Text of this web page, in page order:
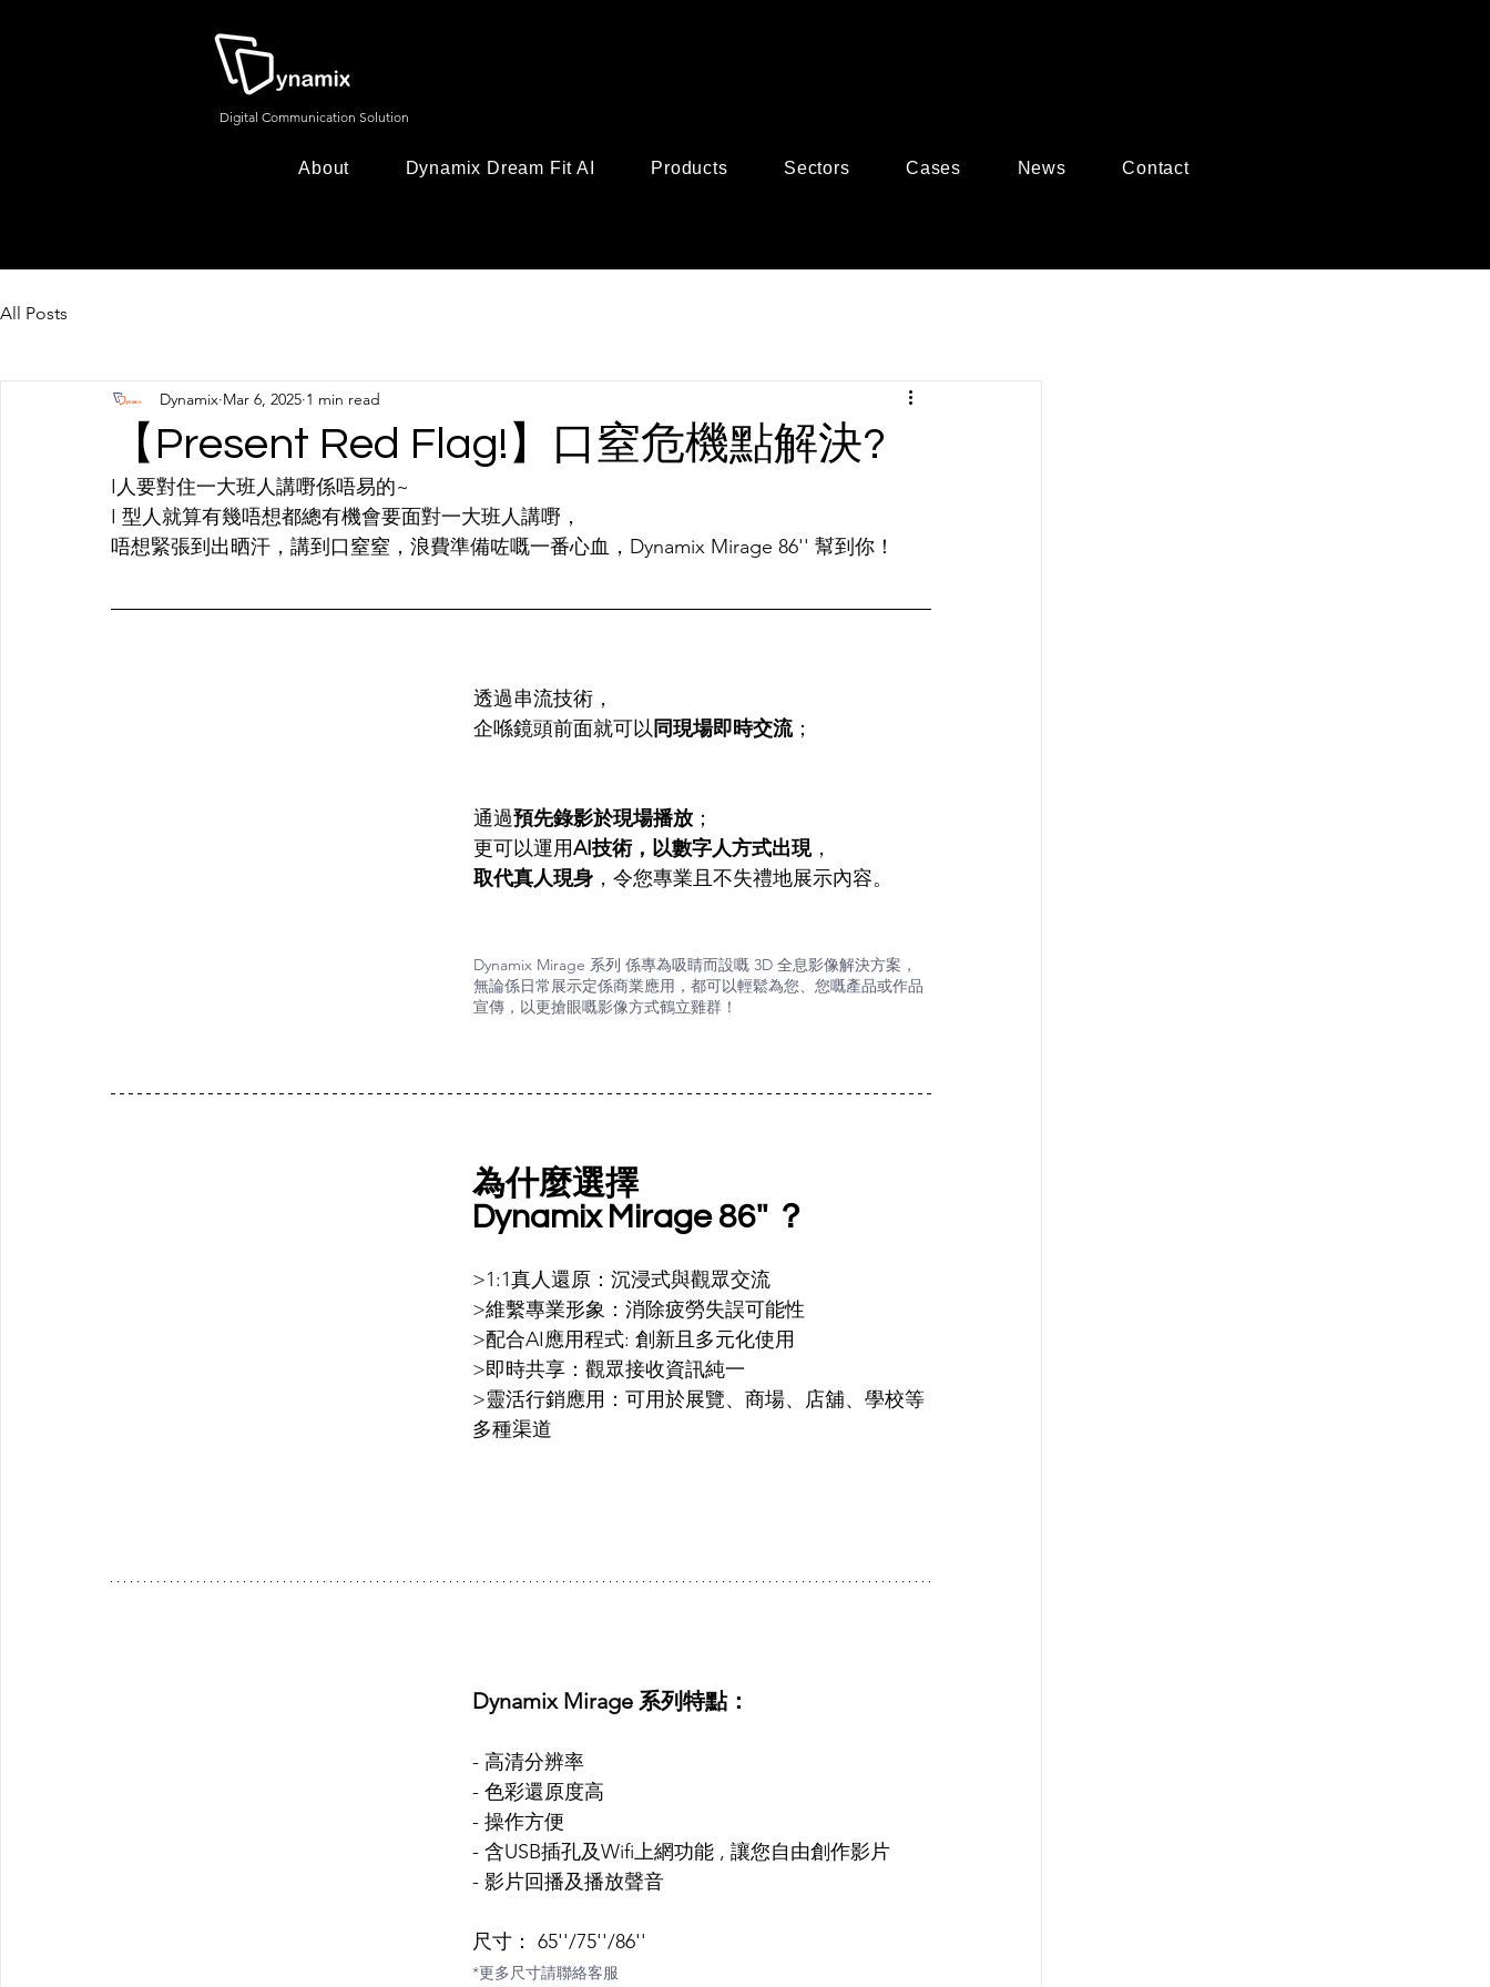
Digital Communication Solution
About Dynamix Dream Fit AI Products Sectors Cases News Contact
All Posts
【Present Red Flag!】口窒危機點解決?
Dynamix Mar 6, 2025 1 min read
I人要對住一大班人講嘢係唔易的~
I 型人就算有幾唔想都總有機會要面對一大班人講嘢，
唔想緊張到出晒汗，講到口窒窒，浪費準備咗嘅一番心血，Dynamix Mirage 86'' 幫到你！
透過串流技術，
企喺鏡頭前面就可以同現場即時交流 ；
通過預先錄影於現場播放 ；
更可以運用AI技術，以數字人方式出現 ，
取代真人現身 ，令您專業且不失禮地展示內容。
Dynamix Mirage 系列 係專為吸睛而設嘅 3D 全息影像解決方案，
無論係日常展示定係商業應用，都可以輕鬆為您、您嘅產品或作品
宣傳，以更搶眼嘅影像方式鶴立雞群！
為什麼選擇
Dynamix Mirage 86'' ？
>1:1真人還原：沉浸式與觀眾交流
>維繫專業形象：消除疲勞失誤可能性
>配合AI應用程式: 創新且多元化使用
>即時共享：觀眾接收資訊純一
>靈活行銷應用：可用於展覽、商場、店舖、學校等
多種渠道
Dynamix Mirage 系列特點：
- 高清分辨率
- 色彩還原度高
- 操作方便
- 含USB插孔及Wifi上網功能 , 讓您自由創作影片
- 影片回播及播放聲音
尺寸： 65''/75''/86''
*更多尺寸請聯絡客服